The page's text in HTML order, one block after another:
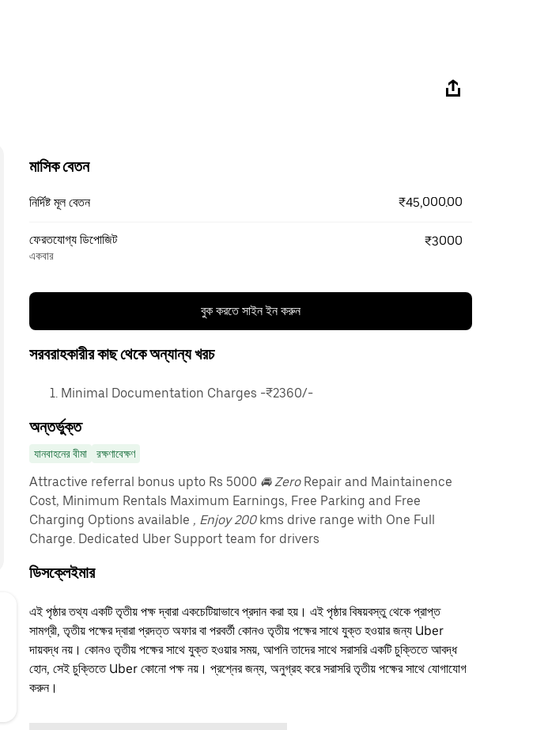
মাসিক বেতন
নির্দিষ্ট মূল বেতন ₹45,000.00
ফেরতযোগ্য ডিপোজিট
একবার
₹3000
বুক করতে সাইন ইন করুন
সরবরাহকারীর কাছ থেকে অন্যান্য খরচ
Minimal Documentation Charges -₹2360/-
অন্তর্ভুক্ত
যানবাহনের বীমা রক্ষণাবেক্ষণ
Attractive referral bonus upto Rs 5000 🚘 ZeroRepair and Maintainence
Cost, Minimum Rentals Maximum Earnings, Free Parking and Free
Charging Options available , Enjoy 200kms drive range with One Full
Charge. Dedicated Uber Support team for drivers
ডিসক্লেইমার
এই পৃষ্ঠার তথ্য একটি তৃতীয় পক্ষ দ্বারা একচেটিয়াভাবে প্রদান করা হয়। এই পৃষ্ঠার বিষয়বস্তু থেকে প্রাপ্ত
সামগ্রী, তৃতীয় পক্ষের দ্বারা প্রদত্ত অফার বা পরবর্তী কোনও তৃতীয় পক্ষের সাথে যুক্ত হওয়ার জন্য Uber
দায়বদ্ধ নয়। কোনও তৃতীয় পক্ষের সাথে যুক্ত হওয়ার সময়, আপনি তাদের সাথে সরাসরি একটি চুক্তিতে আবদ্ধ
হোন, সেই চুক্তিতে Uber কোনো পক্ষ নয়। প্রশ্নের জন্য, অনুগ্রহ করে সরাসরি তৃতীয় পক্ষের সাথে যোগাযোগ
করুন।